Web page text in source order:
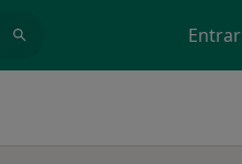
Entrar